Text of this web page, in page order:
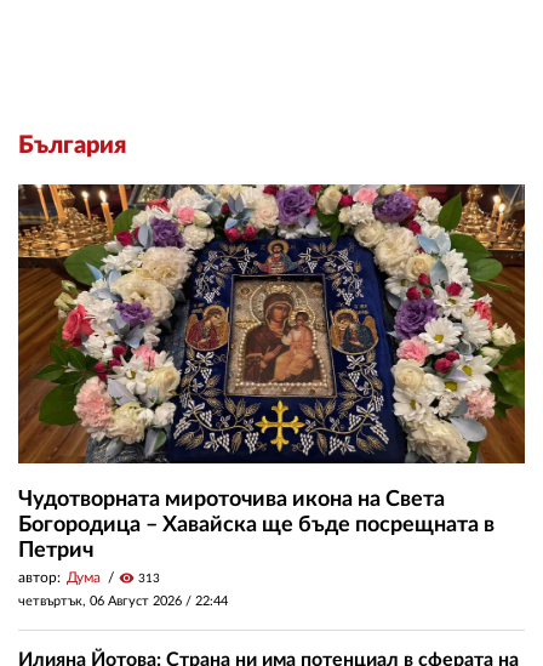
България
Чудотворната мироточива икона на Света
Богородица – Хавайска ще бъде посрещната в
Петрич
автор: Дума visibility 313
четвъртък, 06 Август 2026 / 22:44
Илияна Йотова: Страна ни има потенциал в сферата на